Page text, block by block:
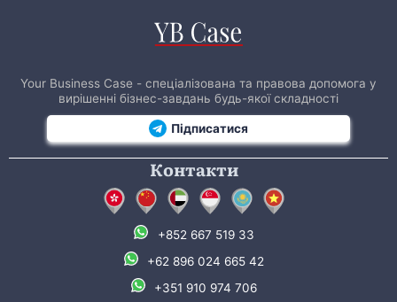
Your Business Case - спеціалізована та правова допомога у
вирішенні бізнес-завдань будь-якої складності
Підписатися
Контакти
+852 667 519 33
+62 896 024 665 42
+351 910 974 706